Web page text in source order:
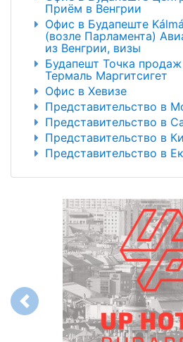
Приём в Венгрии
Офис в Будапеште
(возле Парламента)
из Венгрии, визы
Будапешт Точка
Термаль Маргитсигет
Офис в Хевизе
Представительство в
Представительство в
Представительство в
Представительство в
Previous